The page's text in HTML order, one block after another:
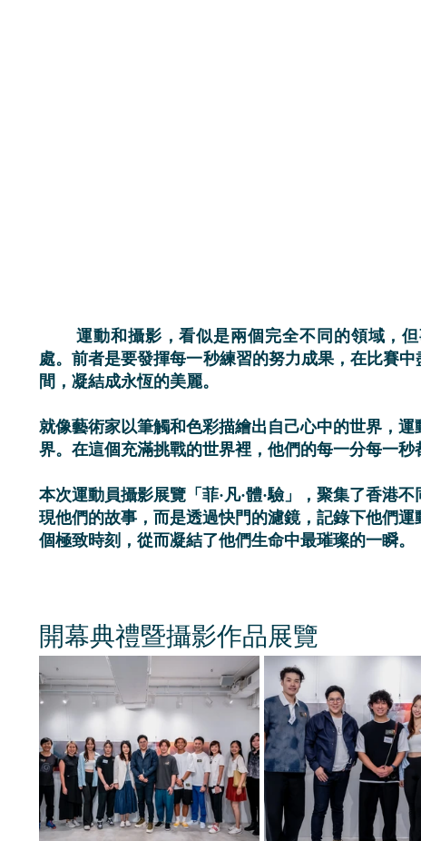
處。前者是要發揮每一秒練習的努力成果，在比賽
間，凝結成永恆的美麗。
就像藝術家以筆觸和色彩描繪出自己心中的世界，
界。在這個充滿挑戰的世界裡，他們的每一分每一秒
本次運動員攝影展覽「菲·凡·體·驗」，聚集了香港
現他們的故事，而是透過快門的濾鏡，記錄下他們
個極致時刻，從而凝結了他們生命中最璀璨的一瞬。
開幕典禮暨攝影作品展覽